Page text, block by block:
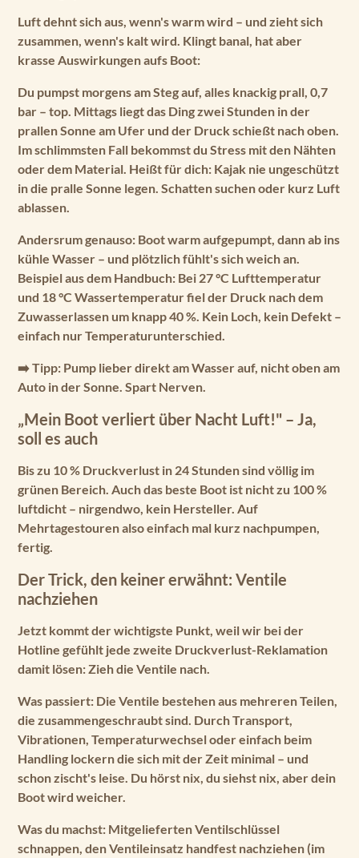
Luft dehnt sich aus, wenn's warm wird – und zieht sich
zusammen, wenn's kalt wird. Klingt banal, hat aber
krasse Auswirkungen aufs Boot:
Du pumpst morgens am Steg auf, alles knackig prall, 0,7
bar – top. Mittags liegt das Ding zwei Stunden in der
prallen Sonne am Ufer und der Druck schießt nach oben.
Im schlimmsten Fall bekommst du Stress mit den Nähten
oder dem Material. Heißt für dich: Kajak nie ungeschützt
in die pralle Sonne legen. Schatten suchen oder kurz Luft
ablassen.
Andersrum genauso: Boot warm aufgepumpt, dann ab ins
kühle Wasser – und plötzlich fühlt's sich weich an.
Beispiel aus dem Handbuch: Bei 27 °C Lufttemperatur
und 18 °C Wassertemperatur fiel der Druck nach dem
Zuwasserlassen um knapp 40 %. Kein Loch, kein Defekt –
einfach nur Temperaturunterschied.
➡️Tipp: Pump lieber direkt am Wasser auf, nicht oben am
Auto in der Sonne. Spart Nerven.
„Mein Boot verliert über Nacht Luft!" – Ja,
soll es auch
Bis zu 10 % Druckverlust in 24 Stundensind völlig im
grünen Bereich. Auch das beste Boot ist nicht zu 100 %
luftdicht – nirgendwo, kein Hersteller. Auf
Mehrtagestouren also einfach mal kurz nachpumpen,
fertig.
Der Trick, den keiner erwähnt: Ventile
nachziehen
Jetzt kommt der wichtigste Punkt, weil wir bei der
Hotline gefühlt jede zweite Druckverlust-Reklamation
damit lösen:Zieh die Ventile nach.
Was passiert: Die Ventile bestehen aus mehreren Teilen,
die zusammengeschraubt sind. Durch Transport,
Vibrationen, Temperaturwechsel oder einfach beim
Handling lockern die sich mit der Zeit minimal – und
schon zischt's leise. Du hörst nix, du siehst nix, aber dein
Boot wird weicher.
Was du machst: Mitgelieferten Ventilschlüssel
schnappen, den Ventileinsatz handfest nachziehen (im